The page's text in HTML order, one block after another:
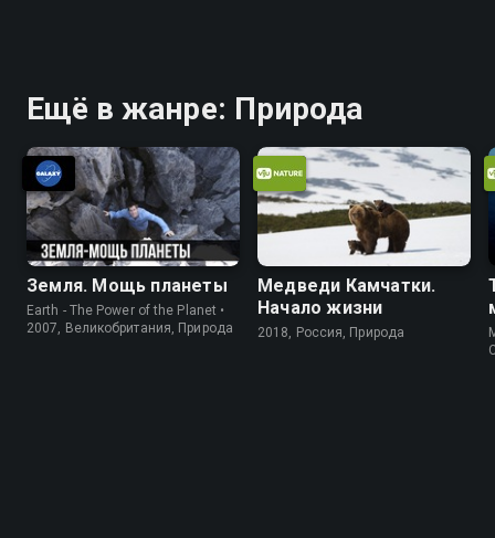
Ещё в жанре: Природа
Земля. Мощь планеты
Earth - The Power of the Planet •
2007, Великобритания, Природа
Медведи Камчатки.
Начало жизни
2018, Россия, Природа